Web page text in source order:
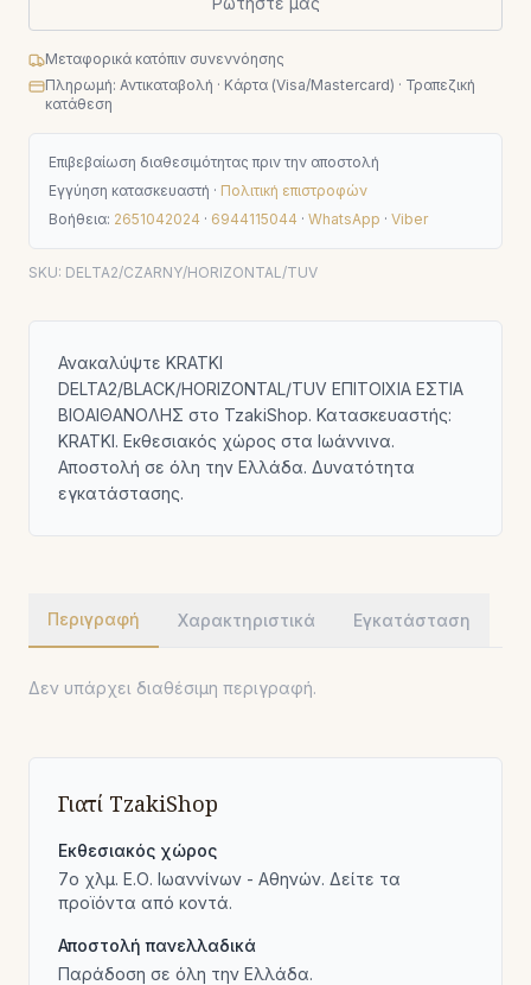
Μεταφορικά κατόπιν συνεννόησης
Πληρωμή: Αντικαταβολή · Κάρτα (Visa/Mastercard) · Τραπεζική
κατάθεση
Επιβεβαίωση διαθεσιμότητας πριν την αποστολή
Εγγύηση κατασκευαστή · Πολιτική επιστροφών
Βοήθεια: 2651042024 · 6944115044 · WhatsApp · Viber
SKU: DELTA2/CZARNY/HORIZONTAL/TUV
Ανακαλύψτε KRATKI
DELTA2/BLACK/HORIZONTAL/TUV ΕΠΙΤΟΙΧΙΑ ΕΣΤΙΑ
ΒΙΟΑΙΘΑΝΟΛΗΣ στο TzakiShop. Κατασκευαστής:
KRATKI. Εκθεσιακός χώρος στα Ιωάννινα.
Αποστολή σε όλη την Ελλάδα. Δυνατότητα
εγκατάστασης.
Περιγραφή Χαρακτηριστικά Εγκατάσταση
Δεν υπάρχει διαθέσιμη περιγραφή.
Γιατί TzakiShop
Εκθεσιακός χώρος
7ο χλμ. Ε.Ο. Ιωαννίνων - Αθηνών. Δείτε τα
προϊόντα από κοντά.
Αποστολή πανελλαδικά
Παράδοση σε όλη την Ελλάδα.